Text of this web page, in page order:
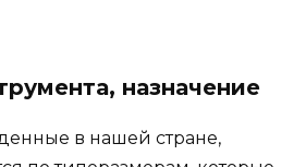
назначение
в нашей стране,